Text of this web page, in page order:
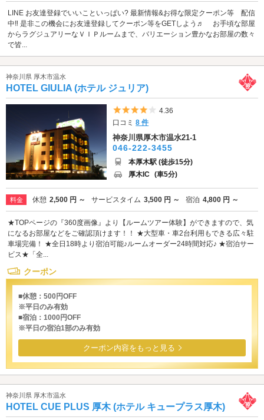
LINE お友達登録でいいこといっぱい? 最新情報&お得な限定クーポン等 配信
中‼︎ 是非この機会にお友達登録してクーポン等をGETしよう♬ お手頃な部屋
からラグジュアリーなＶＩＰルームまで、バリエーション豊かなお部屋の数々
で皆...
神奈川県 厚木市温水
HOTEL GIULIA (ホテル ジュリア)
5つ星のうち4
4.36
口コミ8 件
神奈川県厚木市温水21-1
046-222-3455
本厚木駅 (徒歩15分)
厚木IC (車5分)
料金 休憩 2,500 円 ～ サービスタイム 3,500 円 ～ 宿泊 4,800 円 ～
★TOPページの『360度画像』より【ルームツアー体験】ができますので、気
になるお部屋などをご確認頂けます！！ ★大型車・車2台利用もできる広々駐
車場完備！ ★全日18時より宿泊可能♪ルームオーダー24時間対応♪ ★宿泊サー
ビス★「全...
クーポン
■休憩：500円OFF
※平日のみ有効
■宿泊：1000円OFF
※平日の宿泊1部のみ有効
クーポン内容をもっと見る
神奈川県 厚木市温水
HOTEL CUE PLUS 厚木 (ホテル キュープラス厚木)